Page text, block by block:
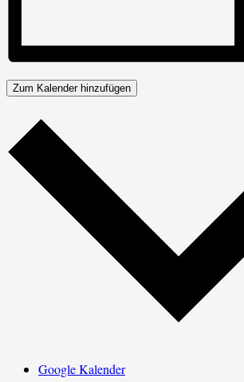
Zum Kalender hinzufügen
Google Kalender